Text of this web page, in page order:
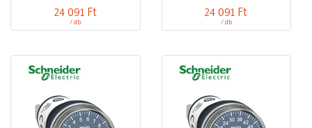
24 091 Ft
/ db
24 091 Ft
/ db